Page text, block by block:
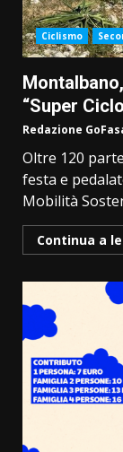
Ciclismo
“Super
Redazione
Oltre 120
festa e
Mobilità
Continua a